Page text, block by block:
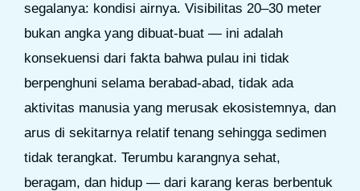
segalanya: kondisi airnya. Visibilitas 20–30 meter
bukan angka yang dibuat-buat — ini adalah
konsekuensi dari fakta bahwa pulau ini tidak
berpenghuni selama berabad-abad, tidak ada
aktivitas manusia yang merusak ekosistemnya, dan
arus di sekitarnya relatif tenang sehingga sedimen
tidak terangkat. Terumbu karangnya sehat,
beragam, dan hidup — dari karang keras berbentuk